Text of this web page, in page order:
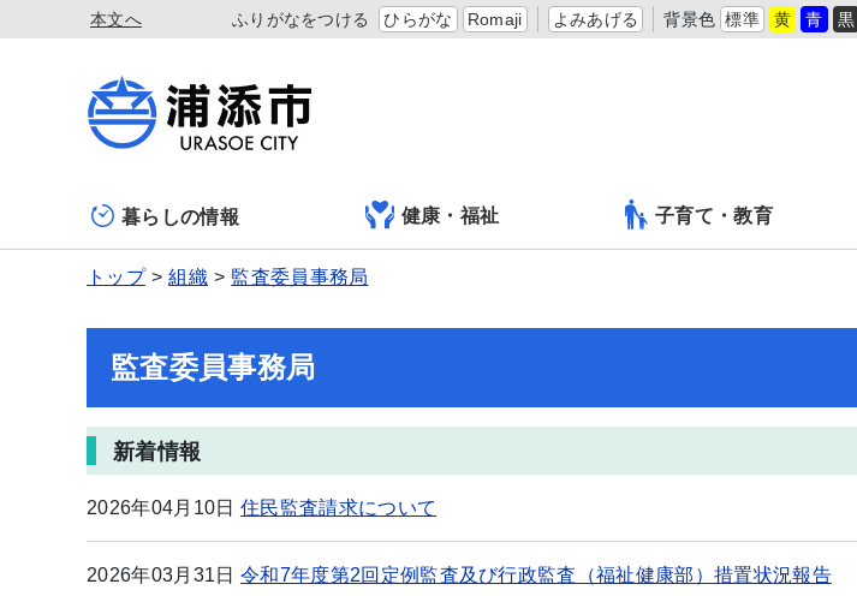
本文へ ふりがなをつける ひらがな Romaji よみあげる 背景色 標準 黄 青 黒
暮らしの情報 健康・福祉 子育て・教育
トップ 組織 監査委員事務局
監査委員事務局
新着情報
2026年04月10日 住民監査請求について
2026年03月31日 令和7年度第2回定例監査及び行政監査（福祉健康部）措置状況報告